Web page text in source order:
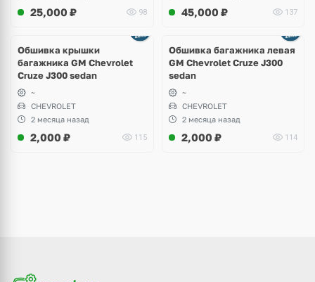
25,000 ₽ 98 45,000 ₽ 137
Обшивка крышки
багажника GM Chevrolet
Cruze J300 sedan
~
CHEVROLET
2 месяца назад
2,000 ₽ 115
Обшивка багажника левая
GM Chevrolet Cruze J300
sedan
~
CHEVROLET
2 месяца назад
2,000 ₽ 114